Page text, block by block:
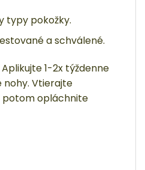
typy pokožky.
a schválené.
Aplikujte 1-2x týždenne
nohy. Vtierajte
potom opláchnite